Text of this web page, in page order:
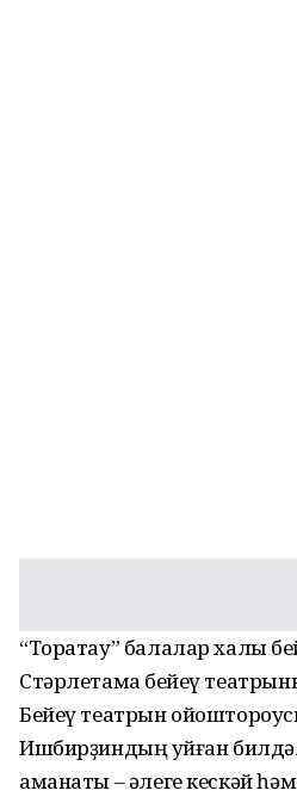
“Торатау” балалар халыҡ
Стәрлетамаҡ бейеү
Бейеү театрын
Ишбирҙиндың ҡуйған
аманаты – әлеге кескәй